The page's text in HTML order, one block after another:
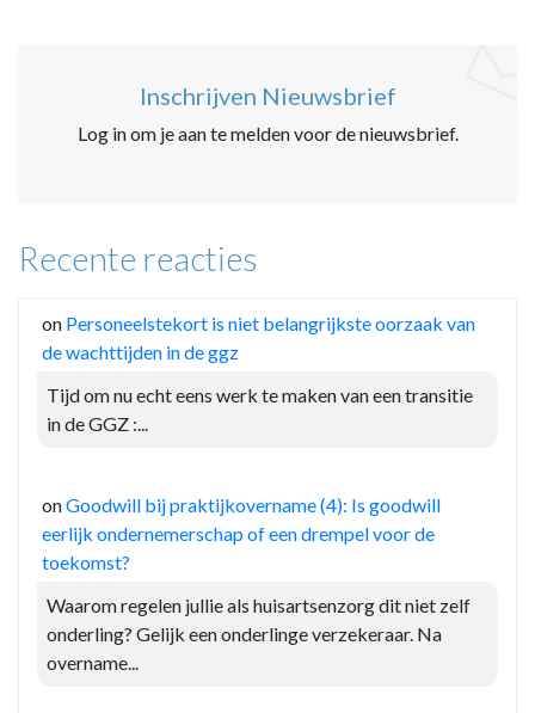
Inschrijven Nieuwsbrief
Log in om je aan te melden voor de nieuwsbrief.
Recente reacties
on Personeelstekort is niet belangrijkste oorzaak van
de wachttijden in de ggz
Tijd om nu echt eens werk te maken van een transitie
in de GGZ :...
onGoodwill bij praktijkovername (4): Is goodwill
eerlijk ondernemerschap of een drempel voor de
toekomst?
Waarom regelen jullie als huisartsenzorg dit niet zelf
onderling? Gelijk een onderlinge verzekeraar. Na
overname...